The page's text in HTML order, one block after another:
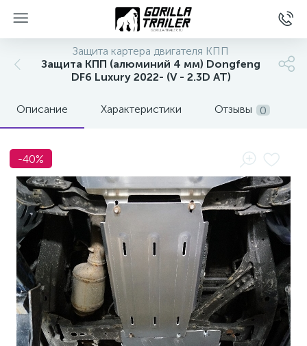
Защита картера двигателя КПП
Защита КПП (алюминий 4 мм) Dongfeng
DF6 Luxury 2022- (V - 2.3D AT)
Описание Характеристики Отзывы 0
-40%